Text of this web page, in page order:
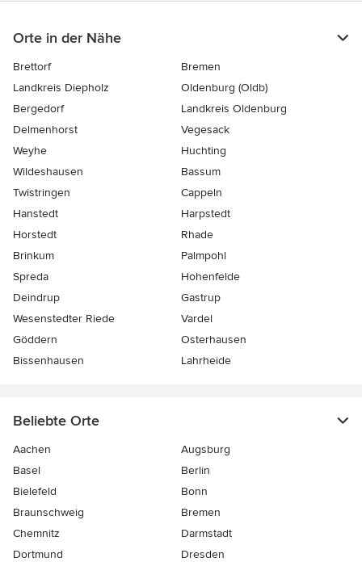
Orte in der Nähe
Brettorf
Bremen
Landkreis Diepholz
Oldenburg (Oldb)
Bergedorf
Landkreis Oldenburg
Delmenhorst
Vegesack
Weyhe
Huchting
Wildeshausen
Bassum
Twistringen
Cappeln
Hanstedt
Harpstedt
Horstedt
Rhade
Brinkum
Palmpohl
Spreda
Hohenfelde
Deindrup
Gastrup
Wesenstedter Riede
Vardel
Göddern
Osterhausen
Bissenhausen
Lahrheide
Beliebte Orte
Aachen
Augsburg
Basel
Berlin
Bielefeld
Bonn
Braunschweig
Bremen
Chemnitz
Darmstadt
Dortmund
Dresden